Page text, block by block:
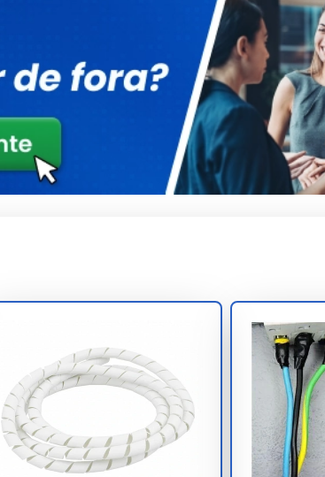
tenha em mãos uma
para uso contínuo
testes de qualidade
múltiplos cenários